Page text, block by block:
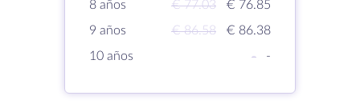
8 años
€ 77.03
€ 76.85
9 años
€ 86.58
€ 86.38
10 años
- -